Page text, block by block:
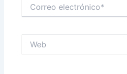
electrónico*